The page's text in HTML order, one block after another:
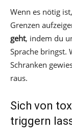
Wenn es nötig
Grenzen
geht, indem du
Sprache bringst.
Schranken
raus.
Sich von
triggern